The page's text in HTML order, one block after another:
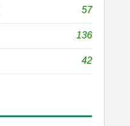
57
136
42